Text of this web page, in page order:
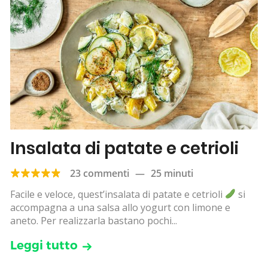
Insalata di patate e cetrioli
23 commenti — 25 minuti
Facile e veloce, quest’insalata di patate e cetrioli
si
accompagna a una salsa allo yogurt con limone e
aneto. Per realizzarla bastano pochi...
Leggi tutto